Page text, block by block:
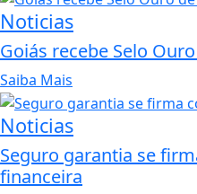
Noticias
Goiás recebe Selo
Saiba Mais
Noticias
Seguro garantia se
financeira